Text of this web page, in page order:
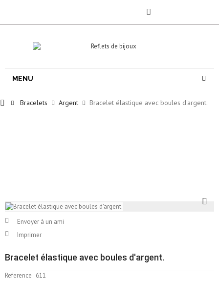
MENU
Bracelets Argent Bracelet élastique avec boules d'argent.
Envoyer à un ami
Imprimer
Bracelet élastique avec boules d'argent.
Reference 611